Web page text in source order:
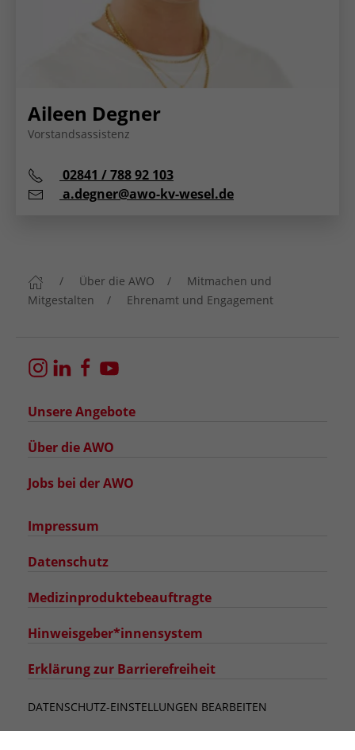
Aileen Degner
Vorstandsassistenz
Telefon:02841 / 788 92 103
E-Mail:a.degner@awo-kv-wesel.de
Über die AWO
Mitmachen und
Mitgestalten
Ehrenamt und Engagement
Unsere Angebote
Über die AWO
Jobs bei der AWO
Impressum
Datenschutz
Medizinproduktebeauftragte
Hinweisgeber*innensystem
Erklärung zur Barrierefreiheit
DATENSCHUTZ-EINSTELLUNGEN BEARBEITEN